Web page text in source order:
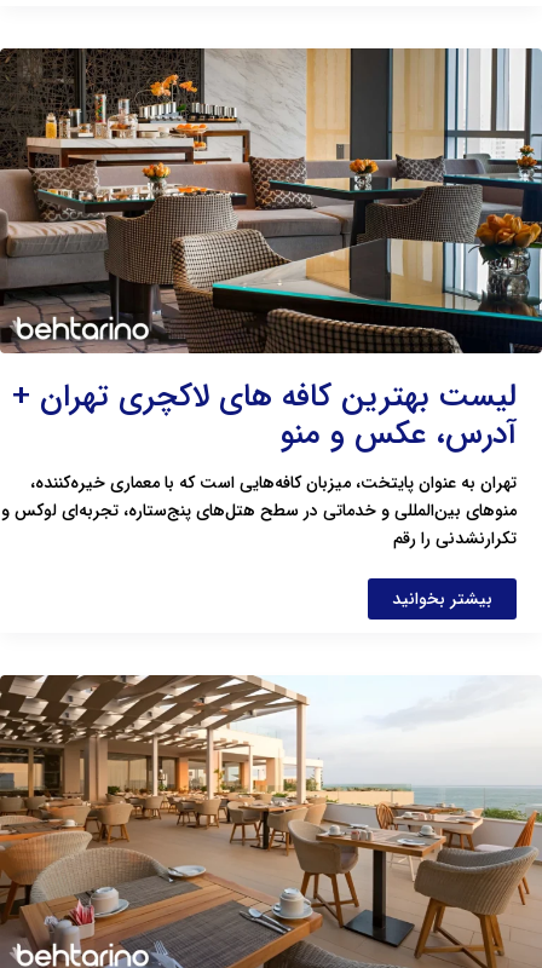
لیست بهترین کافه های لاکچری تهران +
آدرس، عکس و منو
تهران به عنوان پایتخت، میزبان کافه‌هایی است که با معماری خیره‌کننده،
منوهای بین‌المللی و خدماتی در سطح هتل‌های پنج‌ستاره، تجربه‌ای لوکس و
تکرارنشدنی را رقم
لیست
بهترین
کافه
های
لاکچری
تهران
+
آدرس،
عکس
و
منو
بیشتر بخوانید
لیست
و
سعادت
آباد
لوکیشن،
منو
و
عکس